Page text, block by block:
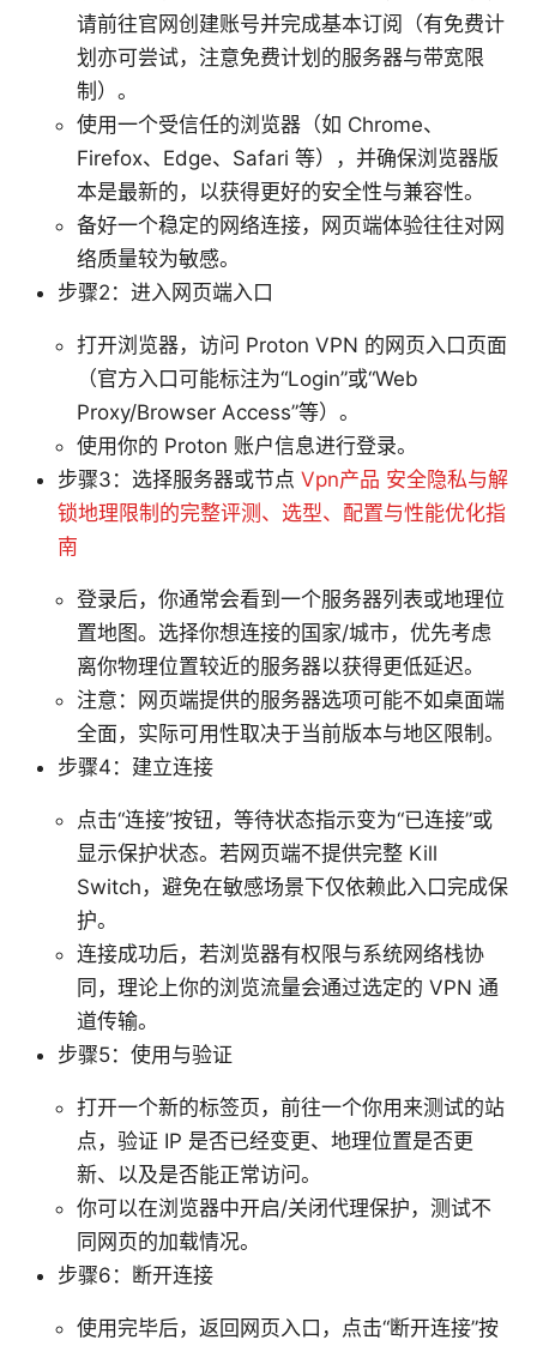
请前往官网创建账号并完成基本订阅（有免费计
划亦可尝试，注意免费计划的服务器与带宽限
制）。
使用一个受信任的浏览器（如 Chrome、
Firefox、Edge、Safari 等），并确保浏览器版
本是最新的，以获得更好的安全性与兼容性。
备好一个稳定的网络连接，网页端体验往往对网
络质量较为敏感。
步骤2：进入网页端入口
打开浏览器，访问 Proton VPN 的网页入口页面
（官方入口可能标注为“Login”或“Web
Proxy/Browser Access”等）。
使用你的 Proton 账户信息进行登录。
步骤3：选择服务器或节点 Vpn产品 安全隐私与解
锁地理限制的完整评测、选型、配置与性能优化指
南
登录后，你通常会看到一个服务器列表或地理位
置地图。选择你想连接的国家/城市，优先考虑
离你物理位置较近的服务器以获得更低延迟。
注意：网页端提供的服务器选项可能不如桌面端
全面，实际可用性取决于当前版本与地区限制。
步骤4：建立连接
点击“连接”按钮，等待状态指示变为“已连接”或
显示保护状态。若网页端不提供完整 Kill
Switch，避免在敏感场景下仅依赖此入口完成保
护。
连接成功后，若浏览器有权限与系统网络栈协
同，理论上你的浏览流量会通过选定的 VPN 通
道传输。
步骤5：使用与验证
打开一个新的标签页，前往一个你用来测试的站
点，验证 IP 是否已经变更、地理位置是否更
新、以及是否能正常访问。
你可以在浏览器中开启/关闭代理保护，测试不
同网页的加载情况。
步骤6：断开连接
使用完毕后，返回网页入口，点击“断开连接”按